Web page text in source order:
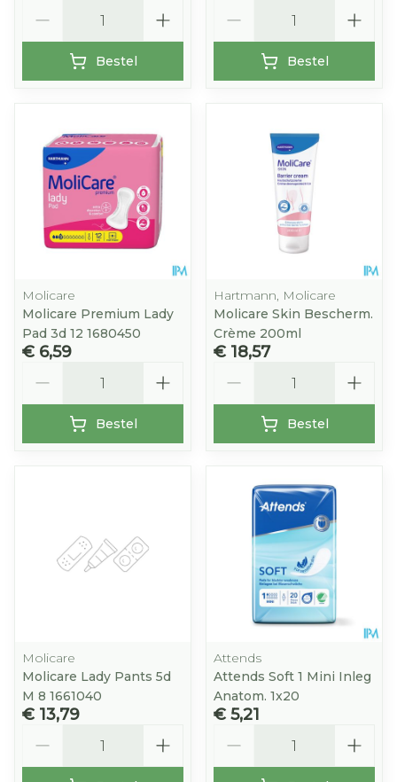
Bestel Bestel
Molicare
Molicare Premium Lady
Pad 3d 12 1680450
€ 6,59
Bestel
Hartmann, Molicare
Molicare Skin Bescherm.
Crème 200ml
€ 18,57
Bestel
Molicare
Molicare Lady Pants 5d
M 8 1661040
€ 13,79
Attends
Attends Soft 1 Mini Inleg
Anatom. 1x20
€ 5,21